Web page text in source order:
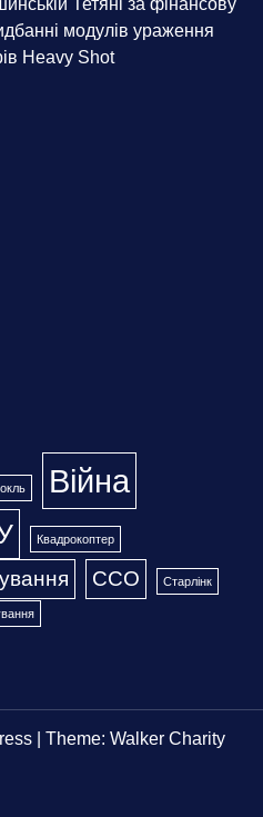
Тетяні за фінансову
модулів ураження
Heavy Shot
Війна
Квадрокоптер
ССО Старлінк
Theme: Walker Charity